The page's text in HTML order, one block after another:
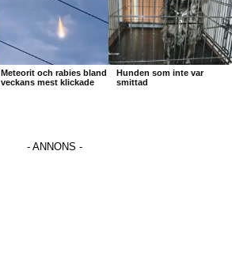
Meteorit och rabies bland
veckans mest klickade
Hunden som inte var
smittad